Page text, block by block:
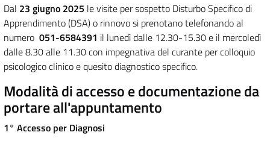
Dal 23 giugno 2025 le visite per sospetto Disturbo Specifico di
Apprendimento (DSA) o rinnovo si prenotano telefonando al
numero 051-6584391 il lunedì dalle 12.30-15.30 e il mercoledì
dalle 8.30 alle 11.30 con impegnativa del curante per colloquio
psicologico clinico e quesito diagnostico specifico.
Modalità di accesso e documentazione da
portare all'appuntamento
1° Accesso per Diagnosi